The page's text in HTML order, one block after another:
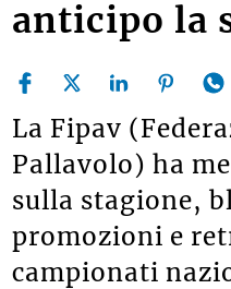
anticipo la
La Fipav
Pallavolo) ha
sulla stagione,
promozioni e
campionati